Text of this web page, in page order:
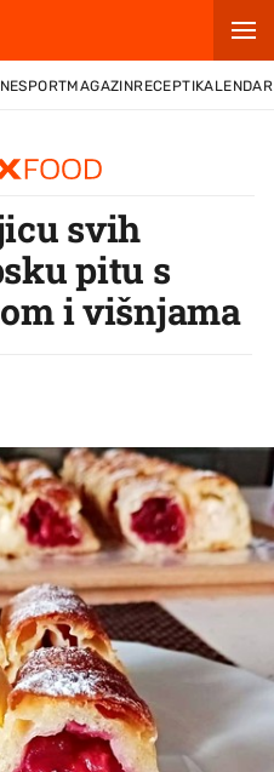
SPORTMAGAZINRECEPTIKALENDAR
svih
pitu s
i višnjama